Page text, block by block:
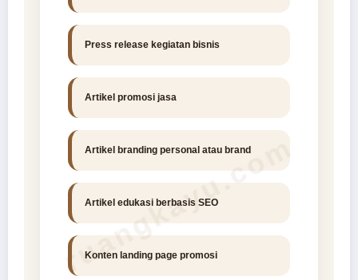
Press release kegiatan bisnis
Artikel promosi jasa
Artikel branding personal atau brand
Artikel edukasi berbasis SEO
Konten landing page promosi
ruangkayu.com